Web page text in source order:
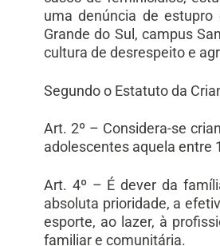
uma denúncia de
Grande do Sul, campus
cultura de desrespeito e
Segundo o Estatuto da
Art. 2º – Considera-se
adolescentes aquela entre
Art. 4º – É dever da
absoluta prioridade, a
esporte, ao lazer, à
familiar e comunitária.